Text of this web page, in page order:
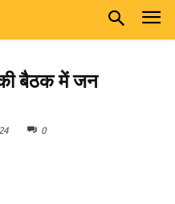
बैठक में जन
0